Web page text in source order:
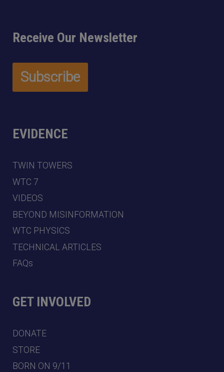
Receive Our Newsletter
EVIDENCE
TWIN TOWERS
WTC 7
VIDEOS
BEYOND MISINFORMATION
WTC PHYSICS
TECHNICAL ARTICLES
FAQs
GET INVOLVED
DONATE
STORE
BORN ON 9/11